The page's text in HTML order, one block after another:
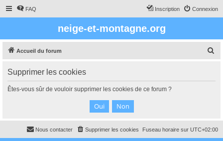
FAQ Connexion
Inscription
neige-et-montagne.org
Accueil du forum
c
Supprimer les cookies
Êtes-vous sûr de vouloir supprimer les cookies de ce forum ?
Fuseau horaire sur UTC+02:00
Supprimer les cookies
Nous contacter